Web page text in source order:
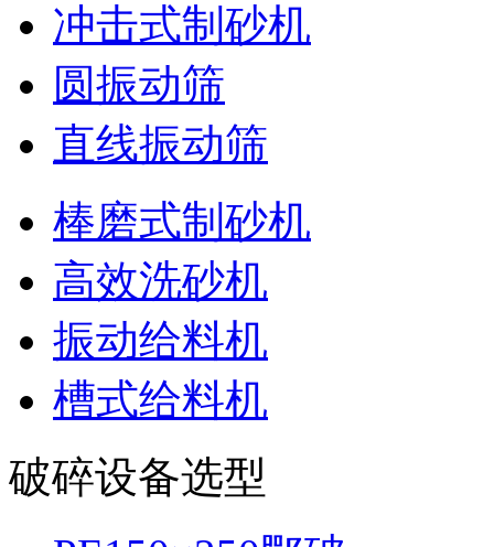
冲击式制砂机
圆振动筛
直线振动筛
棒磨式制砂机
高效洗砂机
振动给料机
槽式给料机
破碎设备选型